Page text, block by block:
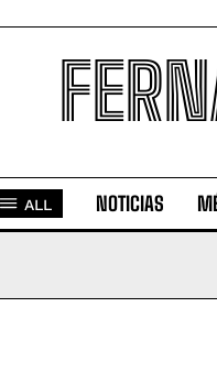
ALL NOTICIAS